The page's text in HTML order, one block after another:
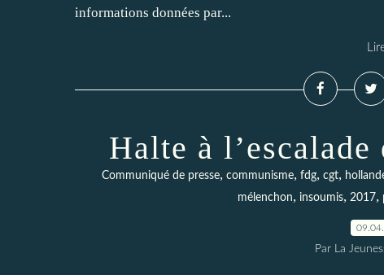
informations données par...
Halte à
Communiqué de presse, communisme, fdg, cgt,
mélenchon, insoumis, 2017,
Par La